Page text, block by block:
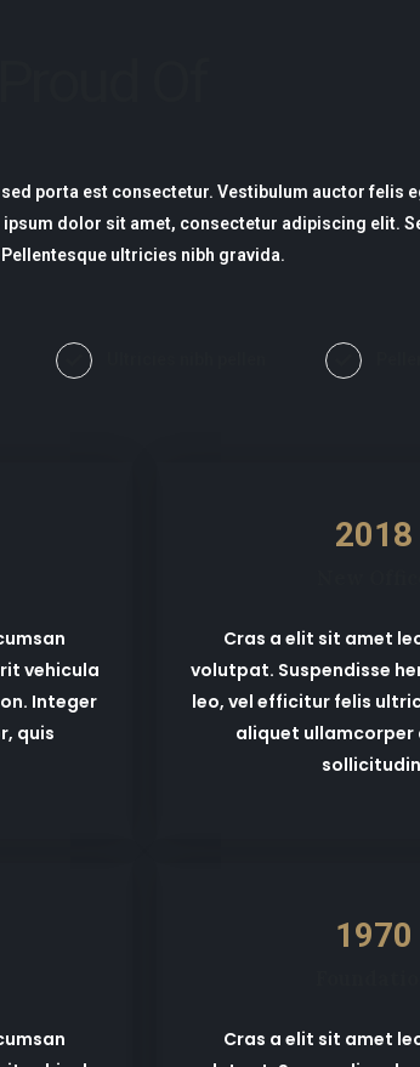
porta est consectetur. Vestibulum auctor felis
dolor sit amet, consectetur adipiscing elit.
ultricies nibh gravida.
vehicula
Integer
quis
2018
Cras a elit sit amet
volutpat. Suspendisse
leo, vel efficitur felis
aliquet ullamcorper
1970
Cras a elit sit amet